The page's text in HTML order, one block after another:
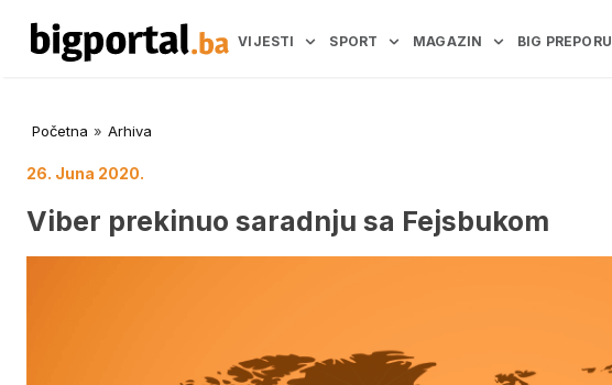
VIJESTI SPORT MAGAZIN BIG
Početna » Arhiva
26. Juna 2020.
Viber prekinuo saradnju sa Fejsbukom